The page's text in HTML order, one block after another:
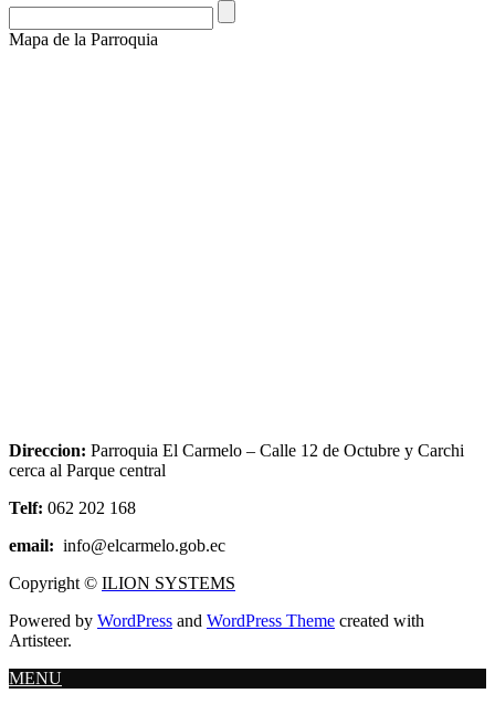
Mapa de la Parroquia
Direccion: Parroquia El Carmelo – Calle 12 de Octubre y Carchi
cerca al Parque central
Telf: 062 202 168
email: info@elcarmelo.gob.ec
Copyright © ILION SYSTEMS
Powered by WordPress and WordPress Theme created with
Artisteer.
MENU